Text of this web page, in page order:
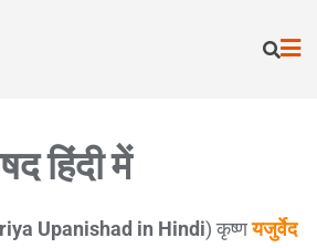
हिंदी में
Upanishad in Hindi) कृष्णयजुर्वेद